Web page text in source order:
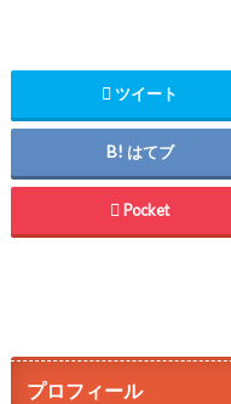
ツイート
はてブ
Pocket
プロフィール